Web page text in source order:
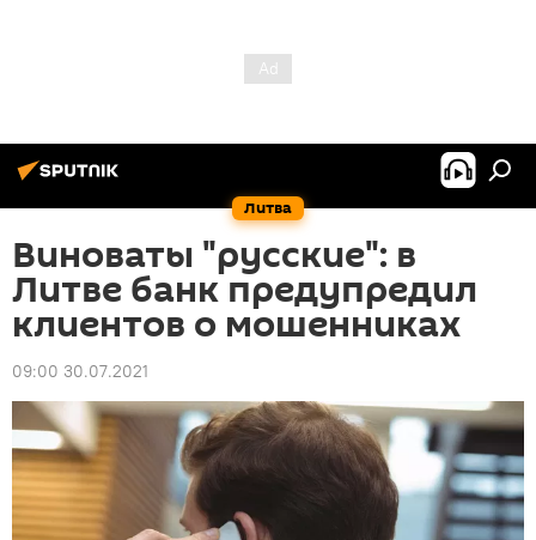
Литва
Виноваты "русские": в
Литве банк предупредил
клиентов о мошенниках
09:00 30.07.2021